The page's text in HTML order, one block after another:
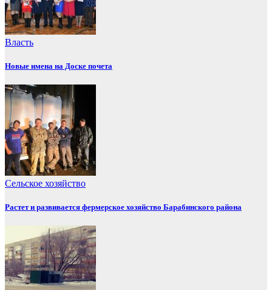
Власть
Новые имена на Доске почета
Сельское хозяйство
Растет и развивается фермерское хозяйство Барабинского района